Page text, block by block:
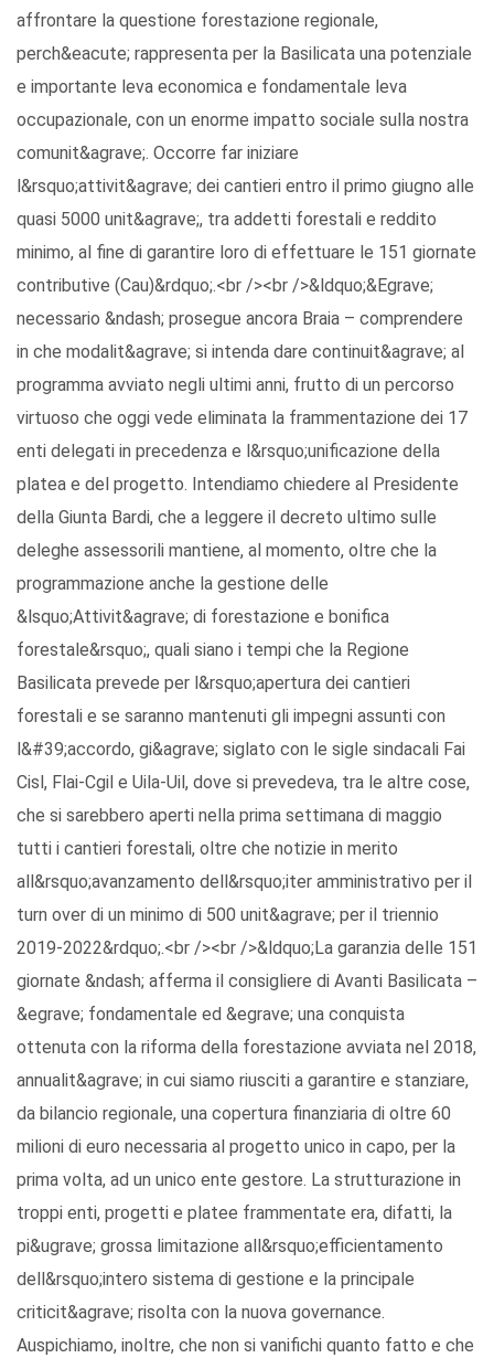
affrontare la questione forestazione regionale,
perch&eacute; rappresenta per la Basilicata una potenziale
e importante leva economica e fondamentale leva
occupazionale, con un enorme impatto sociale sulla nostra
comunit&agrave;. Occorre far iniziare
l&rsquo;attivit&agrave; dei cantieri entro il primo giugno alle
quasi 5000 unit&agrave;, tra addetti forestali e reddito
minimo, al fine di garantire loro di effettuare le 151 giornate
contributive (Cau)&rdquo;.<br /><br />&ldquo;&Egrave;
necessario &ndash; prosegue ancora Braia – comprendere
in che modalit&agrave; si intenda dare continuit&agrave; al
programma avviato negli ultimi anni, frutto di un percorso
virtuoso che oggi vede eliminata la frammentazione dei 17
enti delegati in precedenza e l&rsquo;unificazione della
platea e del progetto. Intendiamo chiedere al Presidente
della Giunta Bardi, che a leggere il decreto ultimo sulle
deleghe assessorili mantiene, al momento, oltre che la
programmazione anche la gestione delle
&lsquo;Attivit&agrave; di forestazione e bonifica
forestale&rsquo;, quali siano i tempi che la Regione
Basilicata prevede per l&rsquo;apertura dei cantieri
forestali e se saranno mantenuti gli impegni assunti con
l&#39;accordo, gi&agrave; siglato con le sigle sindacali Fai
Cisl, Flai-Cgil e Uila-Uil, dove si prevedeva, tra le altre cose,
che si sarebbero aperti nella prima settimana di maggio
tutti i cantieri forestali, oltre che notizie in merito
all&rsquo;avanzamento dell&rsquo;iter amministrativo per il
turn over di un minimo di 500 unit&agrave; per il triennio
2019-2022&rdquo;.<br /><br />&ldquo;La garanzia delle 151
giornate &ndash; afferma il consigliere di Avanti Basilicata –
&egrave; fondamentale ed &egrave; una conquista
ottenuta con la riforma della forestazione avviata nel 2018,
annualit&agrave; in cui siamo riusciti a garantire e stanziare,
da bilancio regionale, una copertura finanziaria di oltre 60
milioni di euro necessaria al progetto unico in capo, per la
prima volta, ad un unico ente gestore. La strutturazione in
troppi enti, progetti e platee frammentate era, difatti, la
pi&ugrave; grossa limitazione all&rsquo;efficientamento
dell&rsquo;intero sistema di gestione e la principale
criticit&agrave; risolta con la nuova governance.
Auspichiamo, inoltre, che non si vanifichi quanto fatto e che